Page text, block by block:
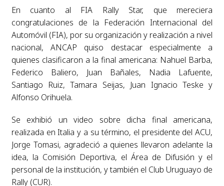
En cuanto al FIA Rally Star, que mereciera
congratulaciones de la Federación Internacional del
Automóvil (FIA), por su organización y realización a nivel
nacional, ANCAP quiso destacar especialmente a
quienes clasificaron a la final americana: Nahuel Barba,
Federico Baliero, Juan Bañales, Nadia Lafuente,
Santiago Ruiz, Tamara Seijas, Juan Ignacio Teske y
Alfonso Orihuela.
Se exhibió un video sobre dicha final americana,
realizada en Italia y a su término, el presidente del ACU,
Jorge Tomasi, agradeció a quienes llevaron adelante la
idea, la Comisión Deportiva, el Área de Difusión y el
personal de la institución, y también el Club Uruguayo de
Rally (CUR).